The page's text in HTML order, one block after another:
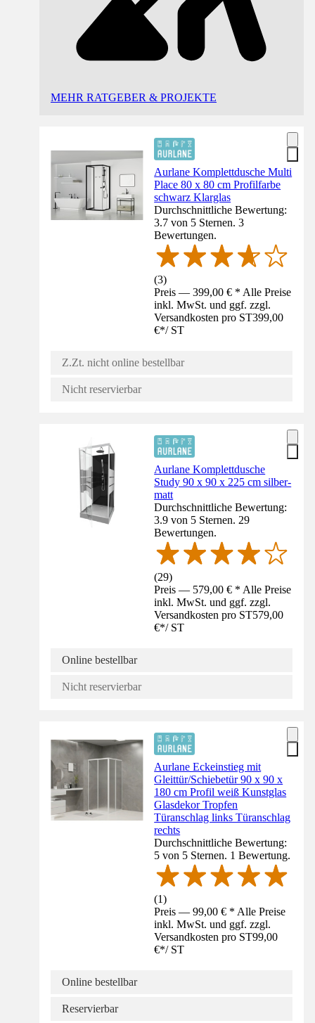
MEHR RATGEBER & PROJEKTE
Aurlane Komplettdusche Multi
Place 80 x 80 cm Profilfarbe
schwarz Klarglas
Durchschnittliche Bewertung:
3.7 von 5 Sternen. 3
Bewertungen.
(3)
Preis — 399,00 € * Alle Preise
inkl. MwSt. und ggf. zzgl.
Versandkosten pro ST399,00
€*/ ST
Z.Zt. nicht online bestellbar
Nicht reservierbar
Aurlane Komplettdusche
Study 90 x 90 x 225 cm silber-
matt
Durchschnittliche Bewertung:
3.9 von 5 Sternen. 29
Bewertungen.
(29)
Preis — 579,00 € * Alle Preise
inkl. MwSt. und ggf. zzgl.
Versandkosten pro ST579,00
€*/ ST
Online bestellbar
Nicht reservierbar
Aurlane Eckeinstieg mit
Gleittür/Schiebetür 90 x 90 x
180 cm Profil weiß Kunstglas
Glasdekor Tropfen
Türanschlag links Türanschlag
rechts
Durchschnittliche Bewertung:
5 von 5 Sternen. 1 Bewertung.
(1)
Preis — 99,00 € * Alle Preise
inkl. MwSt. und ggf. zzgl.
Versandkosten pro ST99,00
€*/ ST
Online bestellbar
Reservierbar